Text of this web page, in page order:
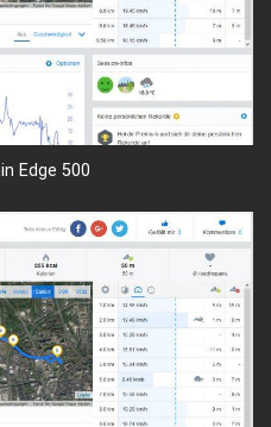
Edge 500